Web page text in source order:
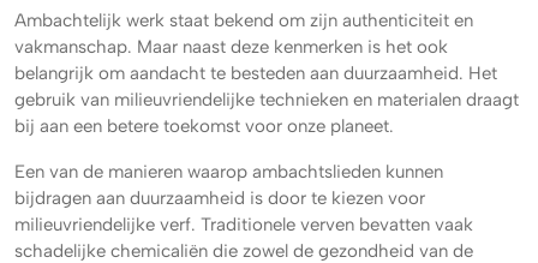
Ambachtelijk werk staat bekend om zijn authenticiteit en
vakmanschap. Maar naast deze kenmerken is het ook
belangrijk om aandacht te besteden aan duurzaamheid. Het
gebruik van milieuvriendelijke technieken en materialen draagt
bij aan een betere toekomst voor onze planeet.
Een van de manieren waarop ambachtslieden kunnen
bijdragen aan duurzaamheid is door te kiezen voor
milieuvriendelijke verf. Traditionele verven bevatten vaak
schadelijke chemicaliën die zowel de gezondheid van de